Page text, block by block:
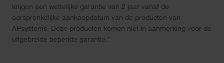
krijgen een wettelijke garantie van 2 jaar vanaf de
oorspronkelijke aankoopdatum van de producten van
APsystems. Deze producten komen niet in aanmerking voor de
uitgebreide beperkte garantie.”